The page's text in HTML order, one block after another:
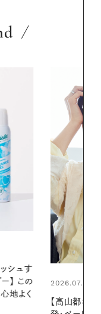
2026.06.01
やりジェルと
ア